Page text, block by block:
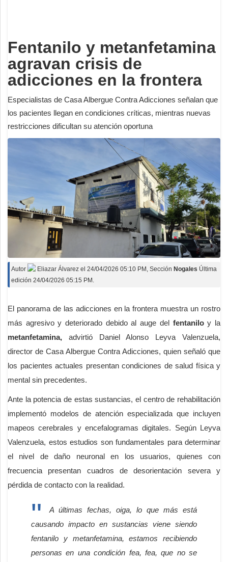
Fentanilo y metanfetamina
agravan crisis de
adicciones en la frontera
Especialistas de Casa Albergue Contra Adicciones señalan que
los pacientes llegan en condiciones críticas, mientras nuevas
restricciones dificultan su atención oportuna
Autor Eliazar Álvarez el 24/04/2026 05:10 PM , Sección Nogales Última
edición 24/04/2026 05:15 PM.
El panorama de las adicciones en la frontera muestra un rostro
más agresivo y deteriorado debido al auge del fentaniloy la
metanfetamina, advirtió Daniel Alonso Leyva Valenzuela,
director de Casa Albergue Contra Adicciones, quien señaló que
los pacientes actuales presentan condiciones de salud física y
mental sin precedentes.
Ante la potencia de estas sustancias, el centro de rehabilitación
implementó modelos de atención especializada que incluyen
mapeos cerebrales y encefalogramas digitales. Según Leyva
Valenzuela, estos estudios son fundamentales para determinar
el nivel de daño neuronal en los usuarios, quienes con
frecuencia presentan cuadros de desorientación severa y
pérdida de contacto con la realidad.
A últimas fechas, oiga, lo que más está
causando impacto en sustancias viene siendo
fentanilo y metanfetamina, estamos recibiendo
personas en una condición fea, fea, que no se